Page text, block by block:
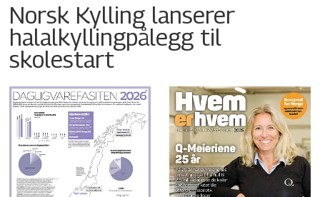
Norsk Kylling lanserer
halalkyllingpålegg til
skolestart